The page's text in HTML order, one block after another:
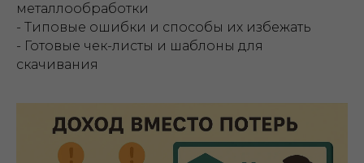
металлообработки
- Типовые ошибки и способы их избежать
- Готовые чек-листы и шаблоны для
скачивания